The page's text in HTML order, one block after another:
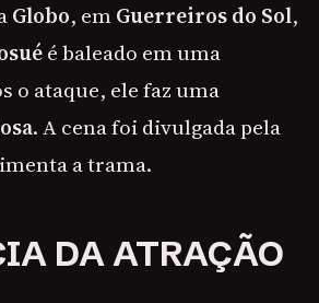
Globo, emGuerreiros do Sol,
é baleado em uma
o ataque, ele faz uma
. A cena foi divulgada pela
a trama.
DA ATRAÇÃO